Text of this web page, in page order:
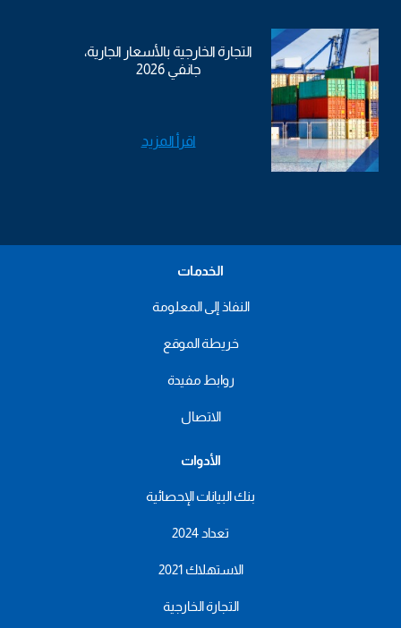
التجارة الخارجية بالأسعار الجارية،
جانفي 2026
اقرأ المزيد
الخدمات
النفاذ إلى المعلومة
خريطة الموقع
روابط مفيدة
الاتصال
الأدوات
بنك البيانات الإحصائية
تعداد 2024
الاستهلاك 2021
التجارة الخارجية